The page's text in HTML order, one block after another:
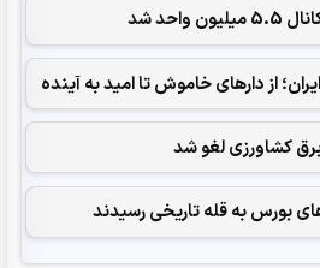
شد
از دارهای خاموش تا امید به آینده
کشاورزی لغو شد
بورس به قله تاریخی رسیدند